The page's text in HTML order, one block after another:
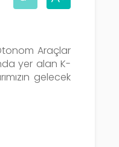
Araçlar
yer alan K-
gelecek